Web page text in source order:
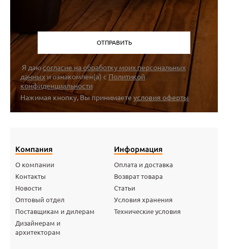
Я даюсогласие на обработку моих персональных
данных и ознакомлен(а) с Политикой
конфиденциальности
Нажимая кнопку, Вы принимаете условия оферты
Компания
О компании
Контакты
Новости
Оптовый отдел
Поставщикам и дилерам
Дизайнерам и
архитекторам
Информация
Оплата и доставка
Возврат товара
Статьи
Условия хранения
Технические условия